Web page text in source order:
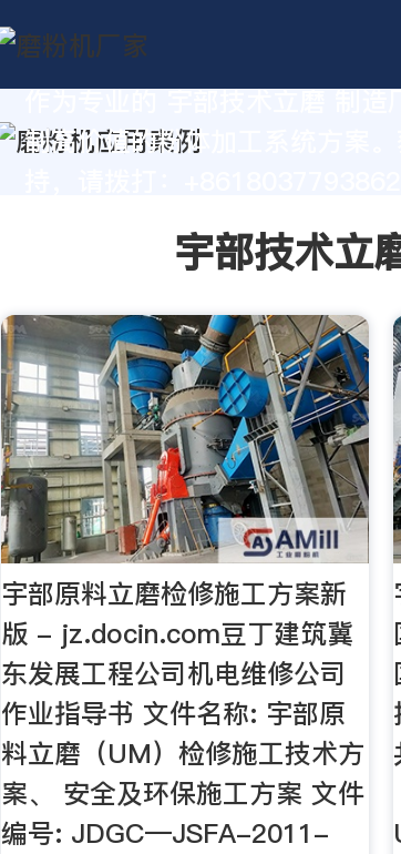
制高价值的粉体加工系统方案。
宇部技术立
宇部原料立磨检修施工方案新
版 - jz.docin.com豆丁建筑冀
东发展工程公司机电维修公司
作业指导书 文件名称: 宇部原
料立磨（UM）检修施工技术方
案、 安全及环保施工方案 文件
编号: JDGC—JSFA-2011-